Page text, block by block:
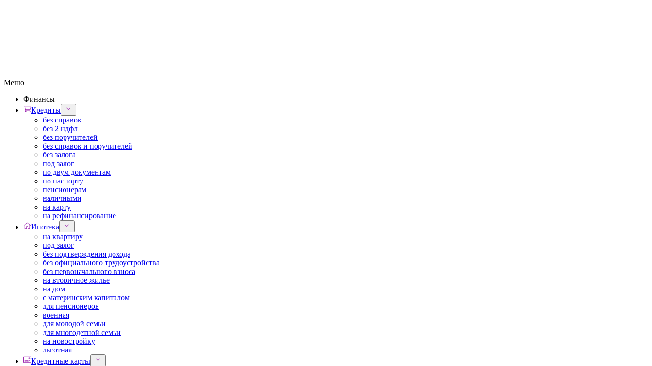
Меню
Финансы
Кредиты
без справок
без 2 ндфл
без поручителей
без справок и поручителей
без залога
под залог
по двум документам
по паспорту
пенсионерам
наличными
на карту
на рефинансирование
Ипотека
на квартиру
под залог
без подтверждения дохода
без официального трудоустройства
без первоначального взноса
на вторичное жилье
на дом
с материнским капиталом
для пенсионеров
военная
для молодой семьи
для многодетной семьи
на новостройку
льготная
Кредитные карты